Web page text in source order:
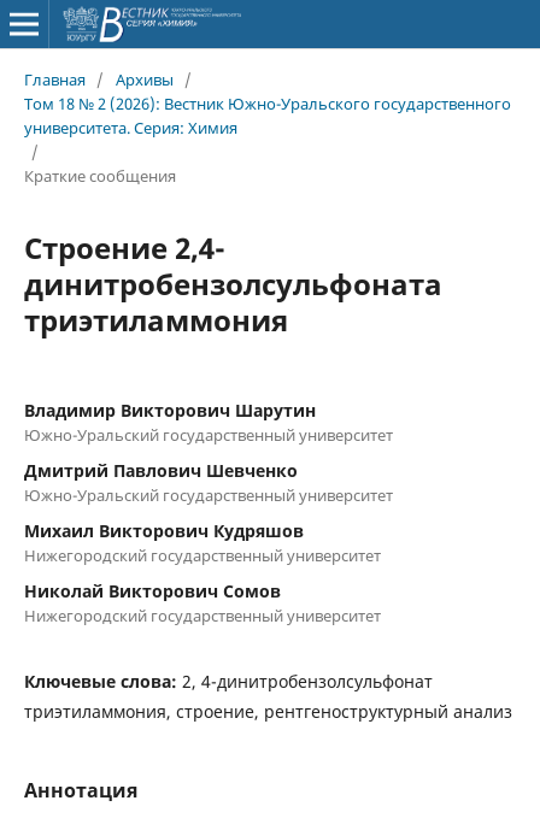
Главная / Архивы
/
Том 18 № 2 (2026): Вестник Южно-Уральского государственного
университета. Серия: Химия
/
Краткие сообщения
Строение 2,4-
динитробензолсульфоната
триэтиламмония
Владимир Викторович Шарутин
Южно-Уральский государственный университет
Дмитрий Павлович Шевченко
Южно-Уральский государственный университет
Михаил Викторович Кудряшов
Нижегородский государственный университет
Николай Викторович Сомов
Нижегородский государственный университет
Ключевые слова: 2, 4-динитробензолсульфонат
триэтиламмония, строение, рентгеноструктурный анализ
Аннотация